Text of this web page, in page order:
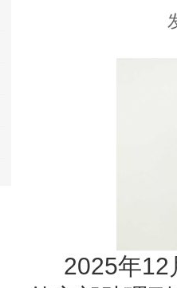
2025年12